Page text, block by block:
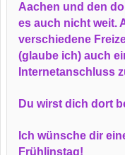
Aachen und den
es auch nicht weit.
verschiedene
(glaube ich) auch
Internetanschluss
Du wirst dich dort
Ich wünsche dir
Frühlinstag!